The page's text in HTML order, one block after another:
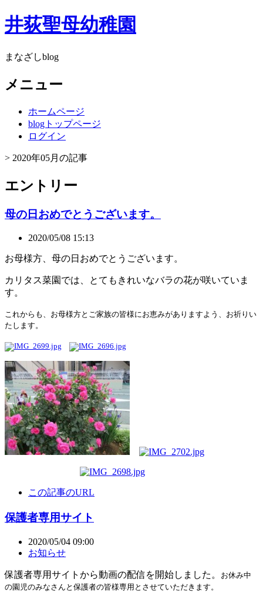
井荻聖母幼稚園
まなざしblog
メニュー
ホームページ
blogトップページ
ログイン
> 2020年05月の記事
エントリー
母の日おめでとうございます。
2020/05/08 15:13
お母様方、母の日おめでとうございます。
カリタス菜園では、とてもきれいなバラの花が咲いていま
す。
これからも、お母様方とご家族の皆様にお恵みがありますよう、お祈りい
たします。
この記事のURL
保護者専用サイト
2020/05/04 09:00
お知らせ
保護者専用サイトから動画の配信を開始しました。
お休み中
の園児のみなさんと保護者の皆様専用とさせていただきます。